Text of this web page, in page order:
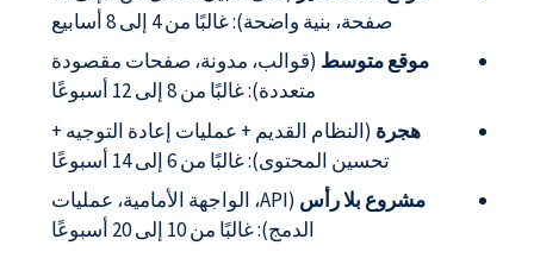
صفحة، بنية واضحة): غالبًا من 4 إلى 8 أسابيع
موقع متوسط (قوالب، مدونة، صفحات مقصودة
متعددة): غالبًا من 8 إلى 12 أسبوعًا
هجرة (النظام القديم + عمليات إعادة التوجيه +
تحسين المحتوى): غالبًا من 6 إلى 14 أسبوعًا
مشروع بلا رأس
(API، الواجهة الأمامية، عمليات
الدمج): غالبًا من 10 إلى 20 أسبوعًا